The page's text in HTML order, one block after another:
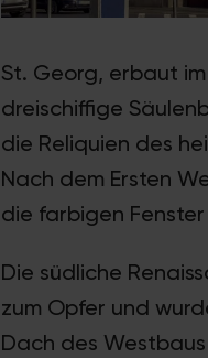
St. Georg, erbaut
dreischiffige
die Reliquien des
Nach dem Ersten
die farbigen
Die südliche
zum Opfer und
Dach des